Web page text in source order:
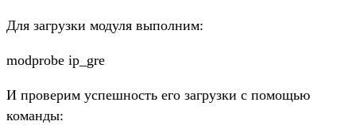
Для загрузки модуля выполним:
modprobe ip_gre
И проверим успешность его загрузки с помощью
команды: